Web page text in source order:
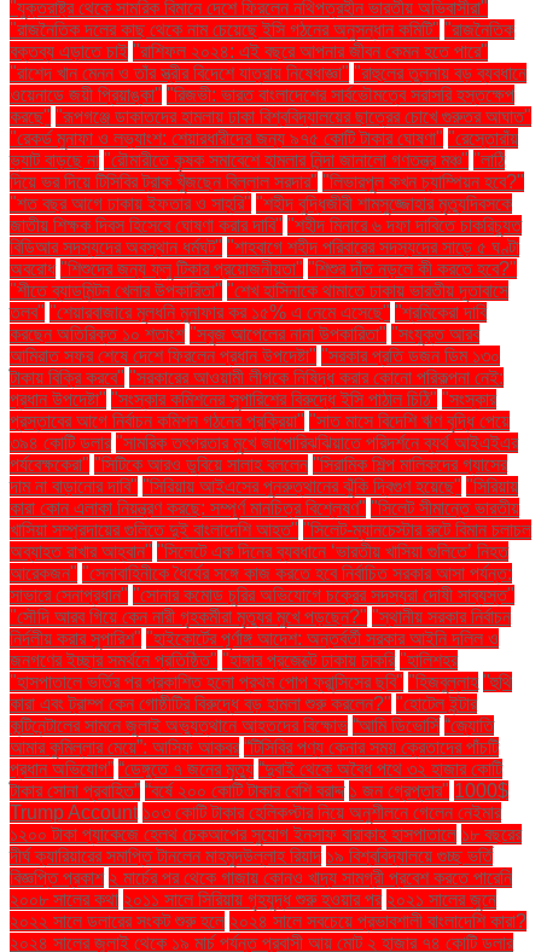
"যুক্তরাষ্ট্র থেকে সামরিক বিমানে দেশে ফিরলেন নথিপত্রহীন ভারতীয় অভিবাসীরা"
"রাজনৈতিক দলের কাছ থেকে নাম চেয়েছে ইসি গঠনের অনুসন্ধান কমিটি" "রাজনৈতিক
বক্তব্য এড়াতে চাই "রাশিফল ২০২৪: এই বছরে আপনার জীবন কেমন হতে পারে"
"রাশেদ খান মেনন ও তাঁর স্ত্রীর বিদেশে যাত্রায় নিষেধাজ্ঞা" "রাহুলের তুলনায় বড় ব্যবধানে
ওয়েনাডে জয়ী প্রিয়াঙ্কা" "রিজভী: ভারত বাংলাদেশের সার্বভৌমত্বে সরাসরি হস্তক্ষেপ
করছে" "রূপগঞ্জে ডাকাতদের হামলায় ঢাকা বিশ্ববিদ্যালয়ের ছাত্রের চোখে গুরুতর আঘাত"
"রেকর্ড মুনাফা ও লভ্যাংশ: শেয়ারধারীদের জন্য ৯৭৫ কোটি টাকার ঘোষণা" "রেস্তোরাঁয়
ভ্যাট বাড়ছে না "রৌমারীতে কৃষক সমাবেশে হামলার নিন্দা জানালো গণতন্ত্র মঞ্চ" "লাঠি
দিয়ে ভর দিয়ে টিসিবির ট্রাক খুঁজছেন বিল্লাল সরদার" "লিভারপুল কখন চ্যাম্পিয়ন হবে?"
"শত বছর আগে ঢাকায় ইফতার ও সাহ্‌রি" "শহীদ বুদ্ধিজীবী শামসুজ্জোহার মৃত্যুদিবসকে
জাতীয় শিক্ষক দিবস হিসেবে ঘোষণা করার দাবি" "শহীদ মিনারে ৬ দফা দাবিতে চাকরিচ্যুত
বিডিআর সদস্যদের অবস্থান ধর্মঘট" "শাহবাগে শহীদ পরিবারের সদস্যদের সাড়ে ৫ ঘণ্টা
অবরোধ "শিশুদের জন্য ফ্লু টিকার প্রয়োজনীয়তা" "শিশুর দাঁত নড়লে কী করতে হবে?"
"শীতে ব্যাডমিন্টন খেলার উপকারিতা" "শেখ হাসিনাকে থামাতে ঢাকায় ভারতীয় দূতাবাসে
তলব" "শেয়ারবাজারে মূলধনি মুনাফার কর ১৫% এ নেমে এসেছে" "শ্রমিকেরা দাবি
করছেন অতিরিক্ত ১০ শতাংশ "সবুজ আপেলের নানা উপকারিতা" "সংযুক্ত আরব
আমিরাত সফর শেষে দেশে ফিরলেন প্রধান উপদেষ্টা" "সরকার প্রতি ডজন ডিম ১৩০
টাকায় বিক্রি করবে" "সরকারের আওয়ামী লীগকে নিষিদ্ধ করার কোনো পরিকল্পনা নেই:
প্রধান উপদেষ্টা" "সংস্কার কমিশনের সুপারিশের বিরুদ্ধে ইসি পাঠাল চিঠি" "সংস্কার
প্রস্তাবের আগে নির্বাচন কমিশন গঠনের প্রক্রিয়া" "সাত মাসে বিদেশি ঋণ বৃদ্ধি পেয়ে
৩৯৪ কোটি ডলার "সামরিক তৎপরতার মুখে জাপোরিঝঝিয়াতে পরিদর্শনে ব্যর্থ আইএইএর
পর্যবেক্ষকেরা" "সিটিকে আরও ডুবিয়ে সালাহ বললেন "সিরামিক শিল্প মালিকদের গ্যাসের
দাম না বাড়ানোর দাবি" "সিরিয়ায় আইএসের পুনরুত্থানের ঝুঁকি দ্বিগুণ হয়েছে" "সিরিয়ায়
কারা কোন এলাকা নিয়ন্ত্রণ করছে: সম্পূর্ণ মানচিত্র বিশ্লেষণ" "সিলেট সীমান্তে ভারতীয়
খাসিয়া সম্প্রদায়ের গুলিতে দুই বাংলাদেশি আহত" "সিলেট-ম্যানচেস্টার রুটে বিমান চলাচল
অব্যাহত রাখার আহ্বান" "সিলেটে এক দিনের ব্যবধানে ‘ভারতীয় খাসিয়া গু‌লিতে’ নিহত
আরেকজন" "সেনাবাহিনীকে ধৈর্যের সঙ্গে কাজ করতে হবে নির্বাচিত সরকার আসা পর্যন্ত:
সাভারে সেনাপ্রধান" "সোনার কমোড চুরির অভিযোগে চক্রের সদস্যরা দোষী সাব্যস্ত"
"সৌদি আরব গিয়ে কেন নারী গৃহকর্মীরা মৃত্যুর মুখে পড়ছেন?" "স্থানীয় সরকার নির্বাচন
নির্দলীয় করার সুপারিশ" "হাইকোর্টের পূর্ণাঙ্গ আদেশ: অন্তর্বর্তী সরকার আইনি দলিল ও
জনগণের ইচ্ছার সমর্থনে প্রতিষ্ঠিত" "হাঙ্গার প্রজেক্টে ঢাকায় চাকরি "হালিশহর
"হাসপাতালে ভর্তির পর প্রকাশিত হলো প্রথম পোপ ফ্রান্সিসের ছবি" "হিজবুল্লাহ "হুথি
কারা এবং ট্রাম্প কেন গোষ্ঠীটির বিরুদ্ধে বড় হামলা শুরু করলেন?" "হোটেল ইন্টার
কন্টিনেন্টালের সামনে জুলাই অভ্যুত্থানে আহতদের বিক্ষোভ “আমি ডিভোর্সি “জ্যোতি
আমার কুমিল্লার মেয়ে”: আসিফ আকবর “টিসিবির পণ্য কেনার সময় ক্রেতাদের পাঁচটি
প্রধান অভিযোগ” “ডেঙ্গুতে ৭ জনের মৃত্যু “দুবাই থেকে অবৈধ পথে ৩২ হাজার কোটি
টাকার সোনা প্রবাহিত” “বর্ষে ২০০ কোটি টাকার বেশি বরাদ্দ ১ জন গ্রেপ্তার" 1000$
Trump Account ১০৩ কোটি টাকার হেলিকপ্টার নিয়ে অনুশীলনে গেলেন নেইমার
১২০০ টাকা প্যাকেজে হেলথ চেকআপের সুযোগ ইনসাফ বারাকাহ হাসপাতালে ১৮ বছরের
দীর্ঘ ক্যারিয়ারের সমাপ্তি টানলেন মাহমুদউল্লাহ রিয়াদ ১৯ বিশ্ববিদ্যালয়ে গুচ্ছ ভর্তি
বিজ্ঞপ্তি প্রকাশ ২ মার্চের পর থেকে গাজায় কোনও খাদ্য সামগ্রী প্রবেশ করতে পারেনি
২০০৮ সালের কথা ২০১১ সালে সিরিয়ায় গৃহযুদ্ধ শুরু হওয়ার পর ২০২১ সালের জুনে
২০২২ সালে ডলারের সংকট শুরু হলে ২০২৪ সালে সবচেয়ে প্রভাবশালী বাংলাদেশি কারা?
২০২৪ সালের জুলাই থেকে ১৯ মার্চ পর্যন্ত প্রবাসী আয় মোট ২ হাজার ৭৪ কোটি ডলার